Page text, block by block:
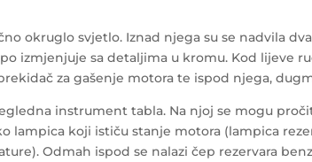
okruglo svjetlo. Iznad njega su se nadvila
izmjenjuje sa detaljima u kromu. Kod lijeve
za gašenje motora te ispod njega,
instrument tabla. Na njoj se mogu
koji ističu stanje motora (lampica
Odmah ispod se nalazi čep rezervara